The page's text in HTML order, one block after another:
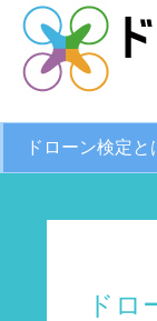
ドローン検定と
ドロ